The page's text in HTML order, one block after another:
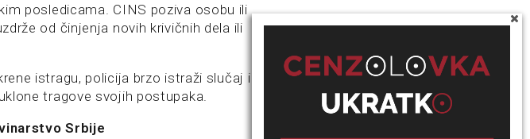
posledicama. CINS poziva osobu ili
od činjenja novih krivičnih dela ili
istragu, policija brzo istraži slučaj i
tragove svojih postupaka.
Srbije